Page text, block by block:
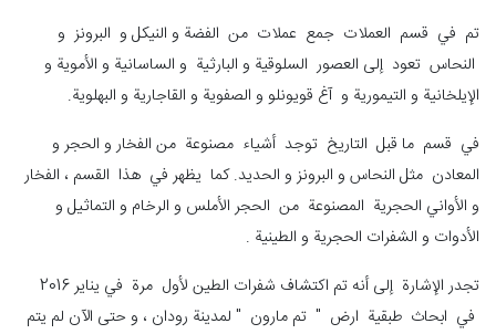
تم في قسم العملات جمع عملات من الفضة و النيكل و البرونز و
النحاس تعود إلى العصور السلوقية و البارثية و الساسانية و الأموية و
الإيلخانية و التيمورية و آغ قويونلو و الصفوية و القاجارية و البهلوية.
في قسم ما قبل التاريخ توجد أشياء مصنوعة من الفخار و الحجر و
المعادن مثل النحاس و البرونز و الحديد. كما يظهر في هذا القسم ، الفخار
و الأواني الحجرية المصنوعة من الحجر الأملس و الرخام و التماثيل و
الأدوات و الشفرات الحجرية و الطينية .
تجدر الإشارة إلى أنه تم اكتشاف شفرات الطين لأول مرة في يناير 2016
في ابحاث طبقية ارض " تم مارون " لمدينة رودان ، و حتى الآن لم يتم